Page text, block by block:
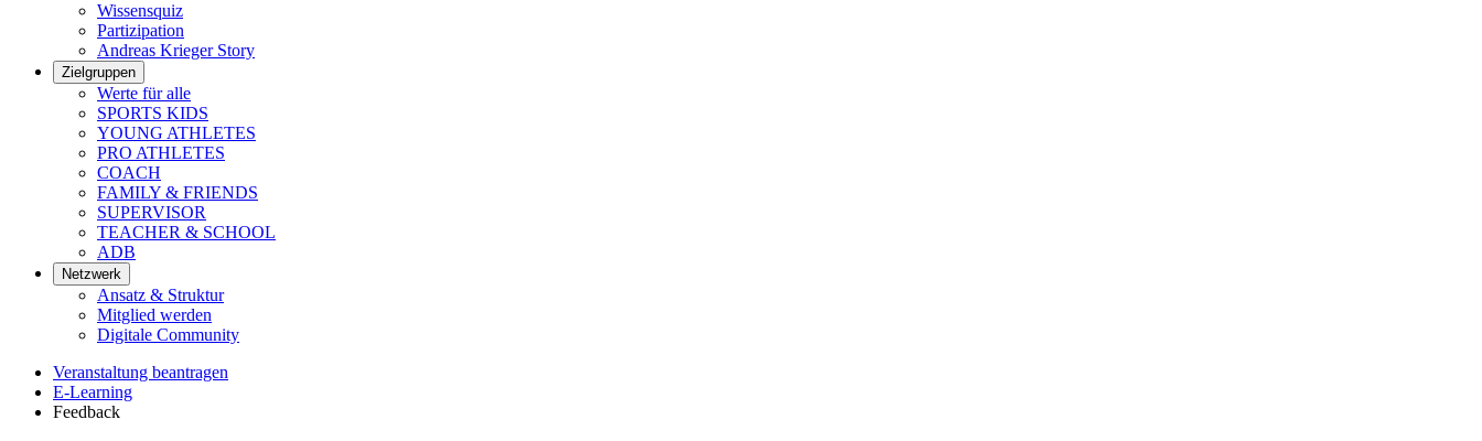
Wissensquiz
Partizipation
Andreas Krieger Story
Zielgruppen
Werte für alle
SPORTS KIDS
YOUNG ATHLETES
PRO ATHLETES
COACH
FAMILY & FRIENDS
SUPERVISOR
TEACHER & SCHOOL
ADB
Netzwerk
Ansatz & Struktur
Mitglied werden
Digitale Community
Veranstaltung beantragen
E-Learning
Feedback